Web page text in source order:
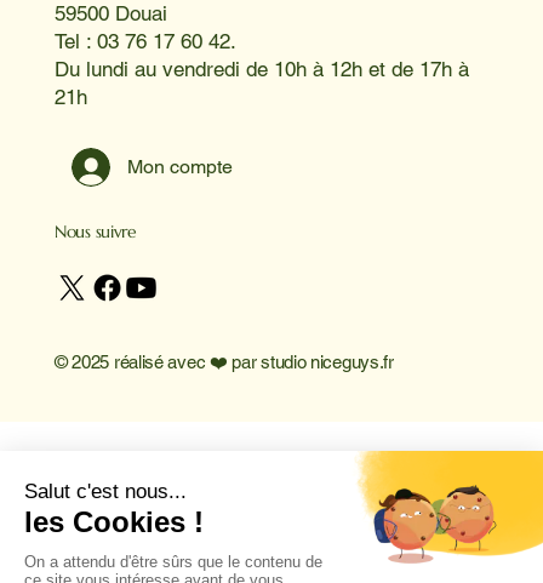
59500 Douai
Tel : 03 76 17 60 42.
Du lundi au vendredi de 10h à 12h et de 17h à
21h
Mon compte
Nous suivre
© 2025 réalisé avec ❤️ parstudio niceguys.fr